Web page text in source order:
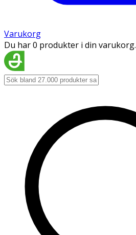
Varukorg
Du har 0 produkter i din varukorg.